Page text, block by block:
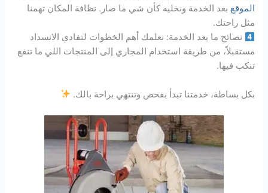
الموقع بعد الخدمة ونخليه كأن شي ما صار. نظافة المكان تهمنا
مثل راحتك.
نصائح ما بعد الخدمة: نعلمك أهم الخطوات لتفادي الانسداد
مستقبلاً، من طريقة استخدام المجاري إلى المنتجات اللي ما تنفع
تنكب فيها.
بكل بساطة، خدمتنا تبدأ بفحص وتنتهي براحة بالك.